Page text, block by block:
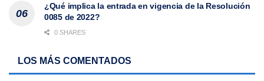
¿Qué implica la entrada en vigencia de la Resolución
0085 de 2022?
0 SHARES
LOS MÁS COMENTADOS